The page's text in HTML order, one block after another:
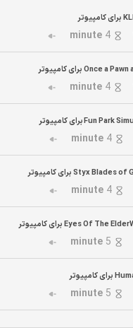
4
minute
4
minute
4
minute
4
minute
5
minute
5
minute